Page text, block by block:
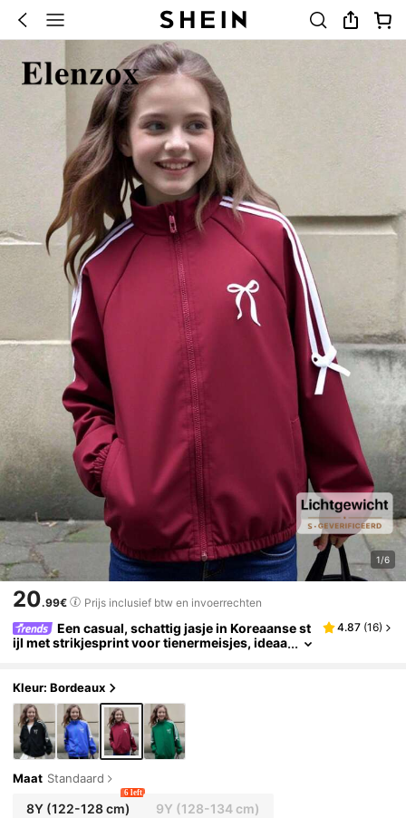
1/6
20.99€ Prijs inclusief btw en invoerrechten
Een casual, schattig jasje in Koreaanse st
ijl met strikjesprint voor tienermeisjes, ideaa
4.87 (16)
Kleur: Bordeaux
Maat Standaard
8Y(122-128 cm)
6 left
9Y (128-134 cm)